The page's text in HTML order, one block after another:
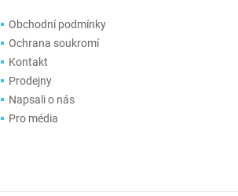
Obchodní podmínky
Ochrana soukromí
Kontakt
Prodejny
Napsali o nás
Pro média